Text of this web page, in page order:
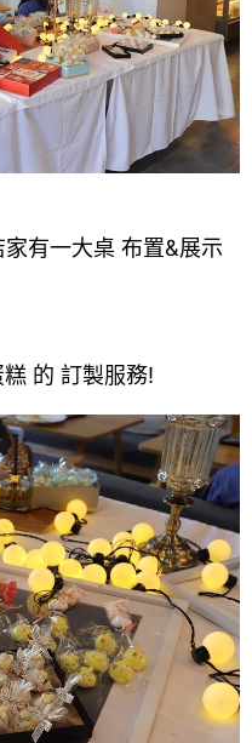
有一大桌 布置&展示
的 訂製服務!